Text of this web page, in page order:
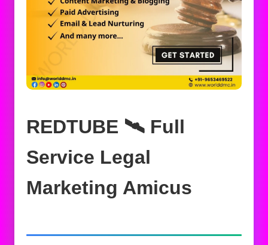
REDTUBE 🛰️‍ Full
Service Legal
Marketing Amicus